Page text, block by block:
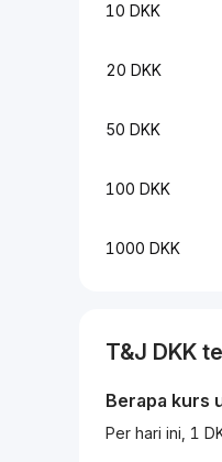
10 DKK
20 DKK
50 DKK
100 DKK
1000 DKK
T&J DKK
Berapa kurs
Per hari ini, 1